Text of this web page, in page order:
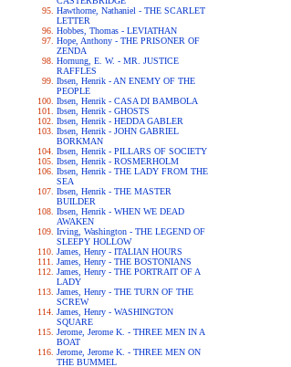
Hawthorne, Nathaniel - THE SCARLET
LETTER
Hobbes, Thomas - LEVIATHAN
Hope, Anthony - THE PRISONER OF
ZENDA
Hornung, E. W. - MR. JUSTICE
RAFFLES
Ibsen, Henrik - AN ENEMY OF THE
PEOPLE
Ibsen, Henrik - CASA DI BAMBOLA
Ibsen, Henrik - GHOSTS
Ibsen, Henrik - HEDDA GABLER
Ibsen, Henrik - JOHN GABRIEL
BORKMAN
Ibsen, Henrik - PILLARS OF SOCIETY
Ibsen, Henrik - ROSMERHOLM
Ibsen, Henrik - THE LADY FROM THE
SEA
Ibsen, Henrik - THE MASTER
BUILDER
Ibsen, Henrik - WHEN WE DEAD
AWAKEN
Irving, Washington - THE LEGEND OF
SLEEPY HOLLOW
James, Henry - ITALIAN HOURS
James, Henry - THE BOSTONIANS
James, Henry - THE PORTRAIT OF A
LADY
James, Henry - THE TURN OF THE
SCREW
James, Henry - WASHINGTON
SQUARE
Jerome, Jerome K. - THREE MEN IN A
BOAT
Jerome, Jerome K. - THREE MEN ON
THE BUMMEL